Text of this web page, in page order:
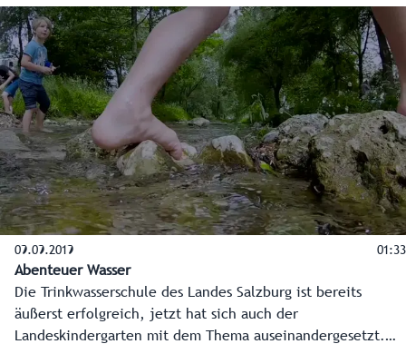
Verfügung. Es zeigt konkret, welche Haushalte in einer
Gemeinde von einer Panne im Versorgungsnetz betroffen
sind.
09.09.2019 01:33
Abenteuer Wasser
Die Trinkwasserschule des Landes Salzburg ist bereits
äußerst erfolgreich, jetzt hat sich auch der
Landeskindergarten mit dem Thema auseinandergesetzt.